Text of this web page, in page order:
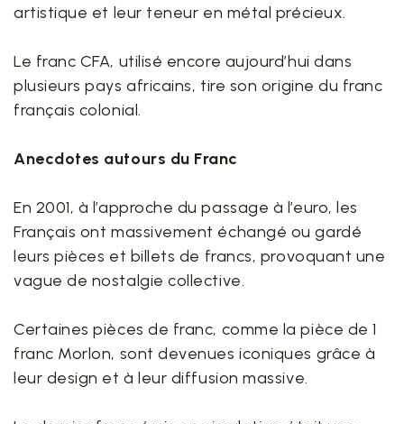
artistique et leur teneur en métal précieux.
Le franc CFA, utilisé encore aujourd’hui dans
plusieurs pays africains, tire son origine du franc
français colonial.
Anecdotes autours du Franc
En 2001, à l’approche du passage à l’euro, les
Français ont massivement échangé ou gardé
leurs pièces et billets de francs, provoquant une
vague de nostalgie collective.
Certaines pièces de franc, comme la pièce de 1
franc Morlon, sont devenues iconiques grâce à
leur design et à leur diffusion massive.